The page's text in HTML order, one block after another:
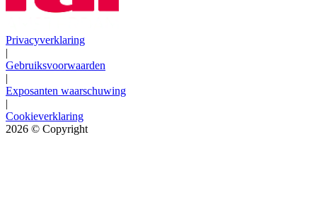
Privacyverklaring
|
Gebruiksvoorwaarden
|
Exposanten waarschuwing
|
Cookieverklaring
2026 © Copyright